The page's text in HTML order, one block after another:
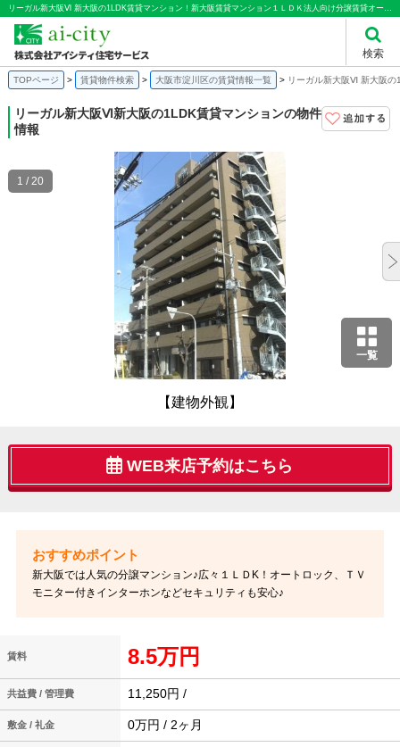
検索
リーガル新大阪Ⅵ 新大阪の1LDK賃貸マンション！新大阪賃貸マンション１ＬＤＫ法人向け分譲賃貸オートロック｜株式会社アイシティ住宅サービス
TOPページ 賃貸物件検索 大阪市淀川区の賃貸情報一覧 リーガル新大阪Ⅵ 新大阪の
リーガル新大阪Ⅵ新大阪の1LDK賃貸マンションの物件
情報
一覧
【建物外観】
1 / 20
WEB来店予約はこちら
新大阪では人気の分譲マンション♪広々１ＬＤK！オートロック、ＴＶ
モニター付きインターホンなどセキュリティも安心♪
賃料 8.5万円
共益費 / 管理費 11,250円 /
敷金 / 礼金 0万円 / 2ヶ月